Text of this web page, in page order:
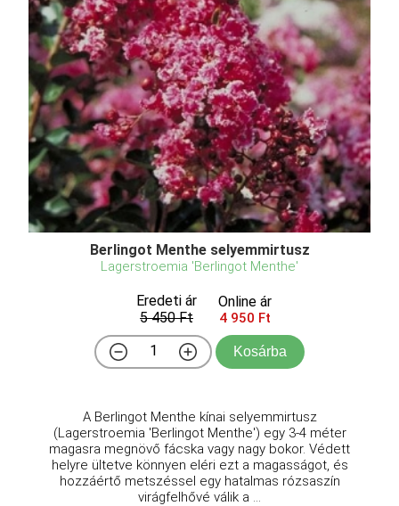
Berlingot Menthe selyemmirtusz
Lagerstroemia 'Berlingot Menthe'
Eredeti ár
5 450 Ft
Online ár
4 950 Ft
Kosárba
A Berlingot Menthe kínai selyemmirtusz
(Lagerstroemia 'Berlingot Menthe') egy 3-4 méter
magasra megnövő fácska vagy nagy bokor. Védett
helyre ültetve könnyen eléri ezt a magasságot, és
hozzáértő metszéssel egy hatalmas rózsaszín
virágfelhővé válik a ...